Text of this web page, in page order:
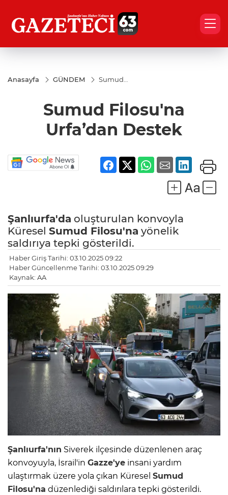
Anasayfa GÜNDEM
Sumud
Destek
Sumud Filosu'na
Urfa’dan Destek
Şanlıurfa'da oluşturulan konvoyla
Küresel Sumud Filosu'na yönelik
saldırıya tepki gösterildi.
Haber Giriş Tarihi: 03.10.2025 09:22
Haber Güncellenme Tarihi: 03.10.2025 09:29
Kaynak: AA
Şanlıurfa'nın Siverek ilçesinde düzenlenen araç
konvoyuyla, İsrail'in Gazze'ye insani yardım
ulaştırmak üzere yola çıkan Küresel Sumud
Filosu'na düzenlediği saldırılara tepki gösterildi.